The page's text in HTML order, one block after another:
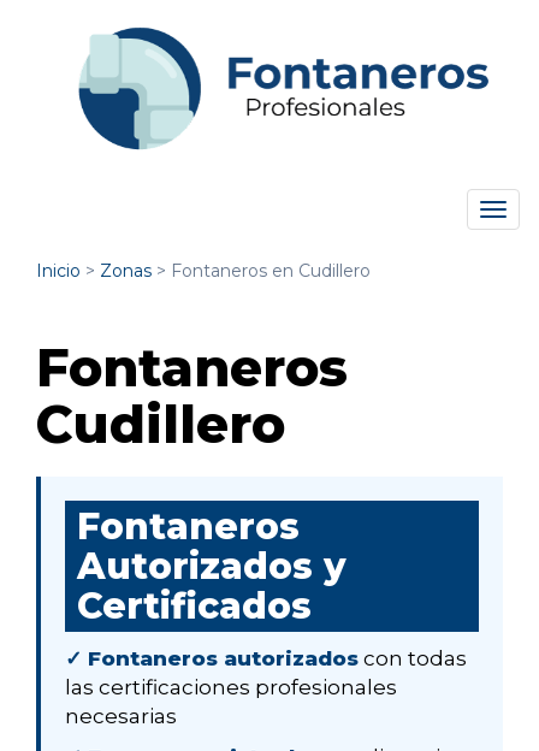
Inicio > Zonas > Fontaneros en Cudillero
Fontaneros
Cudillero
Fontaneros
Autorizados y
Certificados
✓ Fontaneros autorizados con todas
las certificaciones profesionales
necesarias